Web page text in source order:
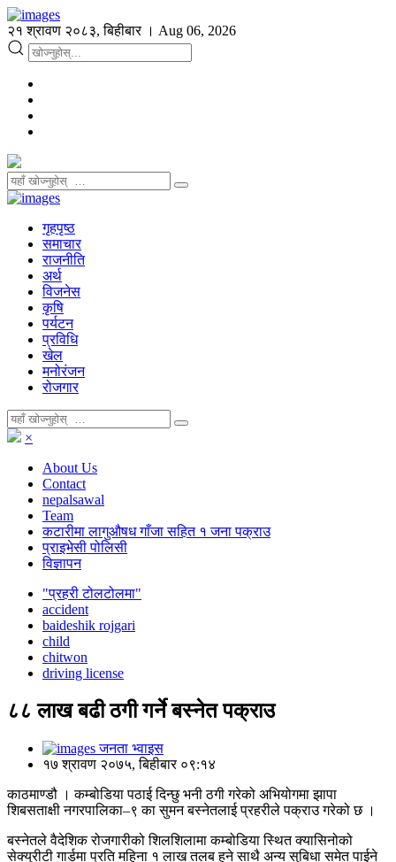
२१ श्रावण २०८३, बिहीबार । Aug 06, 2026
गृहपृष्ठ
समाचार
राजनीति
अर्थ
विजनेस
कृषि
पर्यटन
प्रविधि
खेल
मनोरंजन
रोजगार
×
About Us
Contact
nepalsawal
Team
कटारीमा लागुऔषध गाँजा सहित १ जना पक्राउ
प्राइभेसी पोलिसी
विज्ञापन
"प्रहरी टोलटोलमा"
accident
baideshik rojgari
child
chitwon
driving license
८८ लाख बढी ठगी गर्ने बस्नेत पक्राउ
जनता भ्वाइस
१७ श्रावण २०७५, बिहीबार ०९:१४
काठमाण्डौ । कम्बोडिया पठाई दिन्छु भनी ठगी गरेको अभियोगमा झापा
शिबसताक्षी नगरपालिका–९ का सुमन बस्नेतलाई प्रहरीले पक्राउ गरेको छ ।
बस्नेतले वैदेशिक रोजगारीको शिलशिलामा कम्बोडिया स्थित क्यासिनोको
सेक्युरीटी गार्डमा प्रति महिना १ लाख तलब हुने साथै अन्य सुबिधा समेत पाईने